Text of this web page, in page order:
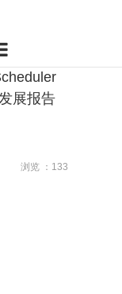
展报告
浏览 ： 133